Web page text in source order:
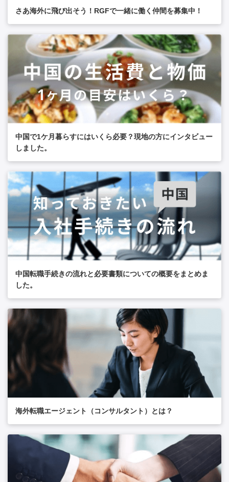
さあ海外に飛び出そう！RGFで一緒に働く仲間を募集中！
中国で1ケ月暮らすにはいくら必要？現地の方にインタビュー
しました。
中国転職手続きの流れと必要書類についての概要をまとめま
した。
海外転職エージェント（コンサルタント）とは？